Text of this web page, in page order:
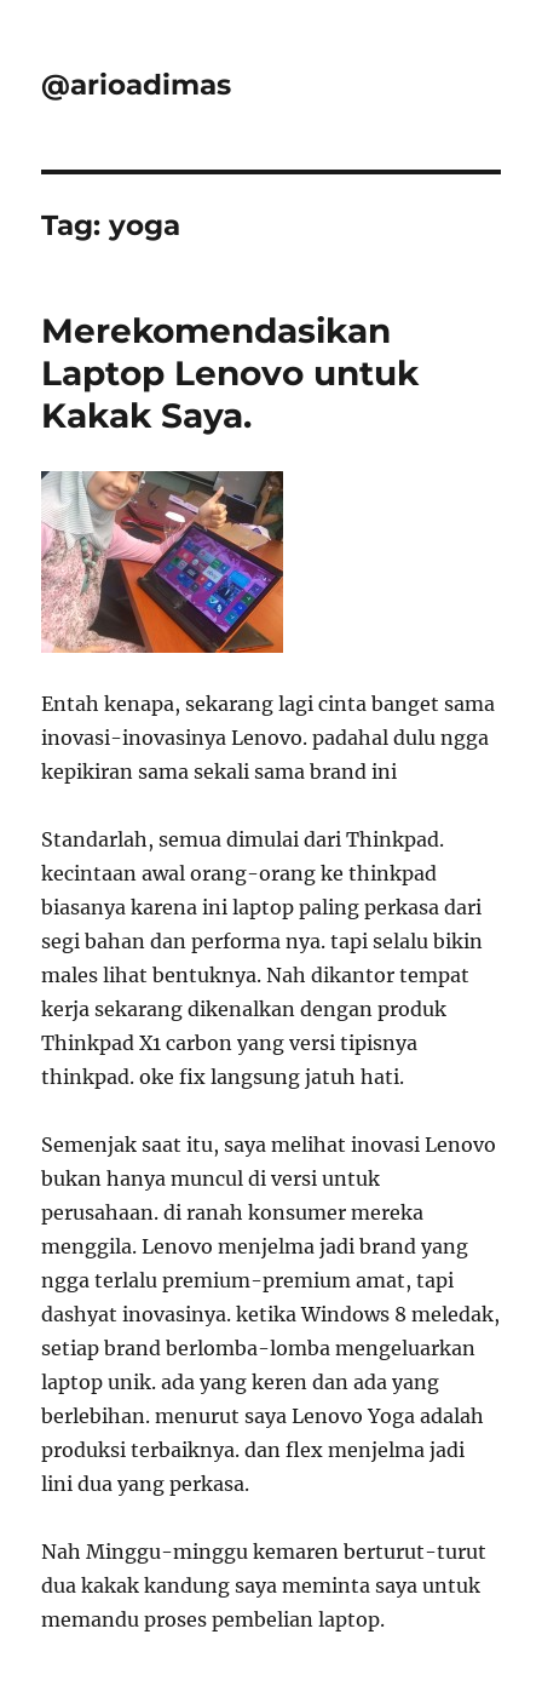
@arioadimas
Tag:yoga
Merekomendasikan
Laptop Lenovo untuk
Kakak Saya.
Entah kenapa, sekarang lagi cinta banget sama
inovasi-inovasinya Lenovo. padahal dulu ngga
kepikiran sama sekali sama brand ini
Standarlah, semua dimulai dari Thinkpad.
kecintaan awal orang-orang ke thinkpad
biasanya karena ini laptop paling perkasa dari
segi bahan dan performa nya. tapi selalu bikin
males lihat bentuknya. Nah dikantor tempat
kerja sekarang dikenalkan dengan produk
Thinkpad X1 carbon yang versi tipisnya
thinkpad. oke fix langsung jatuh hati.
Semenjak saat itu, saya melihat inovasi Lenovo
bukan hanya muncul di versi untuk
perusahaan. di ranah konsumer mereka
menggila. Lenovo menjelma jadi brand yang
ngga terlalu premium-premium amat, tapi
dashyat inovasinya. ketika Windows 8 meledak,
setiap brand berlomba-lomba mengeluarkan
laptop unik. ada yang keren dan ada yang
berlebihan. menurut saya Lenovo Yoga adalah
produksi terbaiknya. dan flex menjelma jadi
lini dua yang perkasa.
Nah Minggu-minggu kemaren berturut-turut
dua kakak kandung saya meminta saya untuk
memandu proses pembelian laptop.